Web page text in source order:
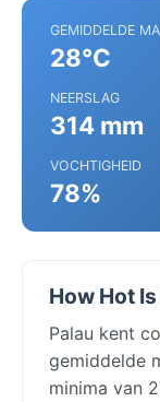
GEMIDDELDE
28°C
NEERSLAG
314 mm
VOCHTIGHEID
78%
How Hot
Palau kent
gemiddelde
minima van